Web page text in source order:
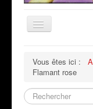
Basculer
la
Bio de l'artiste
Galeries
Vous êtes ici :
Flamant rose
Rechercher